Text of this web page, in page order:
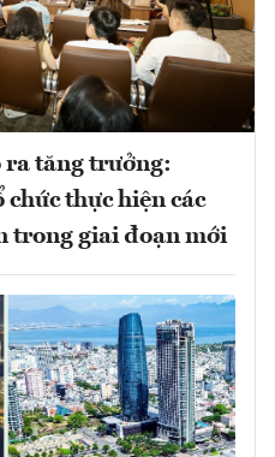
ra tăng trưởng:
chức thực hiện các
trong giai đoạn mới